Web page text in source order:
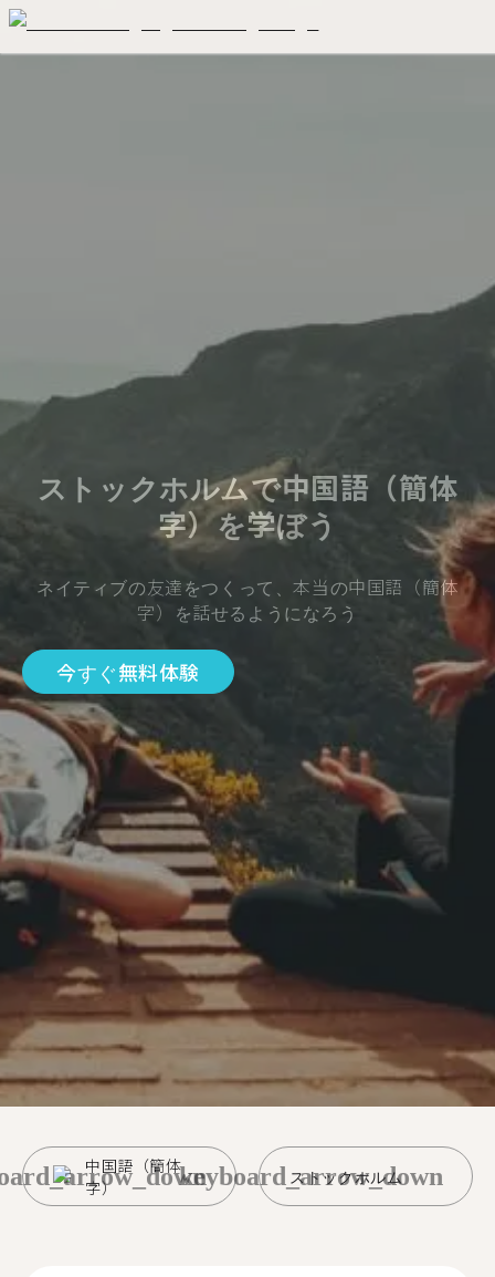
ストックホルムで中国語（簡体
字）を学ぼう
ネイティブの友達をつくって、本当の中国語（簡体
字）を話せるようになろう
今すぐ無料体験
中国語（簡体
字）
ストックホルム
keyboard_arrow_down